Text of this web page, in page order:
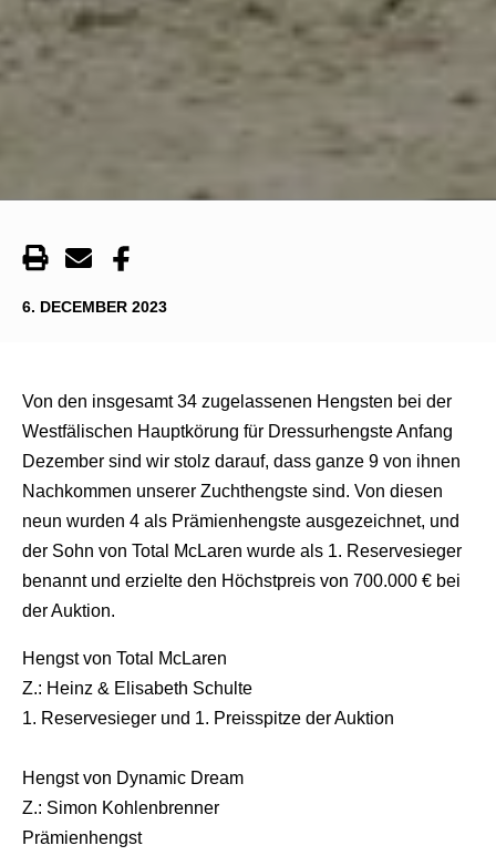
6. DECEMBER 2023
Von den insgesamt 34 zugelassenen Hengsten bei der
Westfälischen Hauptkörung für Dressurhengste Anfang
Dezember sind wir stolz darauf, dass ganze 9 von ihnen
Nachkommen unserer Zuchthengste sind. Von diesen
neun wurden 4 als Prämienhengste ausgezeichnet, und
der Sohn von Total McLaren wurde als 1. Reservesieger
benannt und erzielte den Höchstpreis von 700.000 € bei
der Auktion.
Hengst von Total McLaren
Z.: Heinz & Elisabeth Schulte
1. Reservesieger und 1. Preisspitze der Auktion
Hengst von Dynamic Dream
Z.: Simon Kohlenbrenner
Prämienhengst